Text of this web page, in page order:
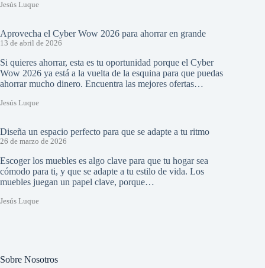
Jesús Luque
Aprovecha el Cyber Wow 2026 para ahorrar en grande
13 de abril de 2026
Si quieres ahorrar, esta es tu oportunidad porque el Cyber
Wow 2026 ya está a la vuelta de la esquina para que puedas
ahorrar mucho dinero. Encuentra las mejores ofertas…
Jesús Luque
Diseña un espacio perfecto para que se adapte a tu ritmo
26 de marzo de 2026
Escoger los muebles es algo clave para que tu hogar sea
cómodo para ti, y que se adapte a tu estilo de vida. Los
muebles juegan un papel clave, porque…
Jesús Luque
Sobre Nosotros